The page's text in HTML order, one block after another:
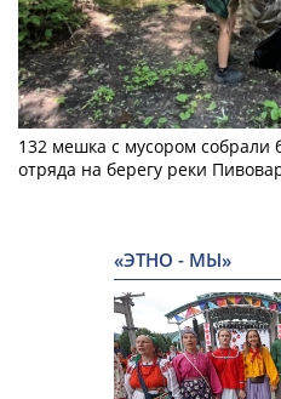
132 мешка с мусором собрали
отряда на берегу реки
«ЭТНО - МЫ»